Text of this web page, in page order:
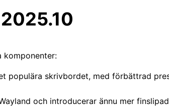
komponenter:
populära skrivbordet, med förbättrad
och introducerar ännu mer